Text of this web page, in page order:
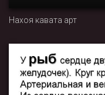
Нахоя кавата арт